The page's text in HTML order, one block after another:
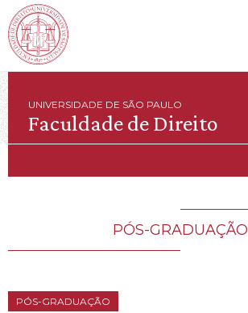
UNIVERSIDADE DE SÃO PAULO
Faculdade de Direito
PÓS-GRADUAÇÃO
PÓS-GRADUAÇÃO